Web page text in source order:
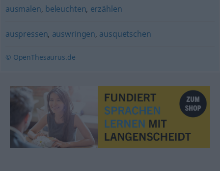
ausmalen, beleuchten, erzählen
auspressen, auswringen, ausquetschen
© OpenThesaurus.de